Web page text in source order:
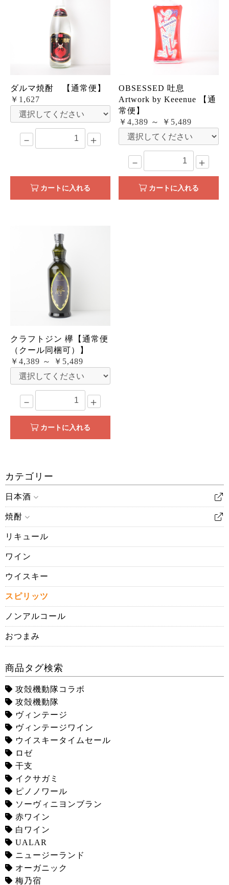
カテゴリー
日本酒
焼酎
リキュール
ワイン
ウイスキー
スピリッツ
ノンアルコール
おつまみ
商品タグ検索
攻殻機動隊コラボ
攻殻機動隊
ヴィンテージ
ヴィンテージワイン
ウイスキータイムセール
ロゼ
干支
イクサガミ
ピノノワール
ソーヴィニヨンブラン
赤ワイン
白ワイン
UALAR
ニュージーランド
オーガニック
梅乃宿
ダルマ焼酎 【通常便】
￥1,627
－ ＋
カートに入れる
OBSESSED 吐息
Artwork by Keeenue 【通
常便】
￥4,389 ～ ￥5,489
－ ＋
カートに入れる
クラフトジン 欅【通常便
（クール同梱可）】
￥4,389 ～ ￥5,489
－ ＋
カートに入れる